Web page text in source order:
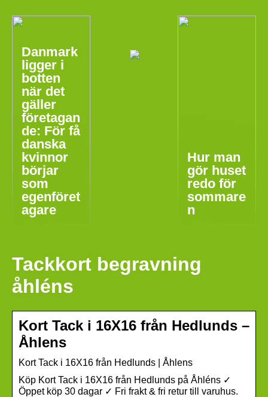
Danmark
ligger i
botten
när det
gäller
företagan
de: För få
danska
kvinnor
börjar
som
egenföret
agare
Hur man
gör huset
redo för
sommare
n
Tackkort begravning
åhléns
Kort Tack i 16X16 från Hedlunds –
Åhlens
Kort Tack i 16X16 från Hedlunds | Åhlens
Köp Kort Tack i 16X16 från Hedlunds på Åhléns ✓
Öppet köp 30 dagar ✓ Fri frakt & fri retur till varuhus.